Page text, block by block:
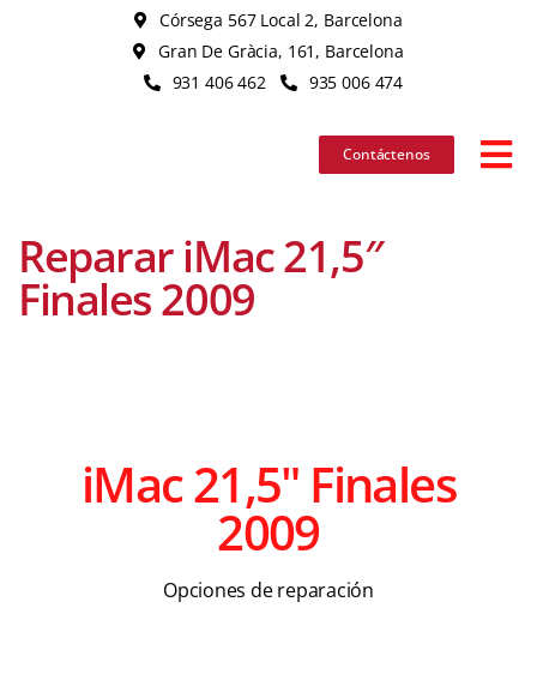
Córsega 567 Local 2, Barcelona
Gran De Gràcia, 161, Barcelona
931 406 462
935 006 474
Contáctenos
Reparar iMac 21,5″
Finales 2009
iMac 21,5" Finales
2009
Opciones de reparación